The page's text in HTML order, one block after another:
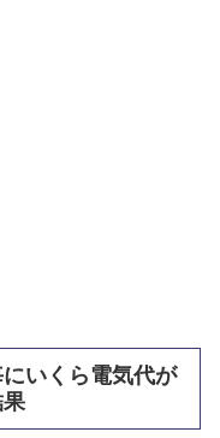
いくら電気代が